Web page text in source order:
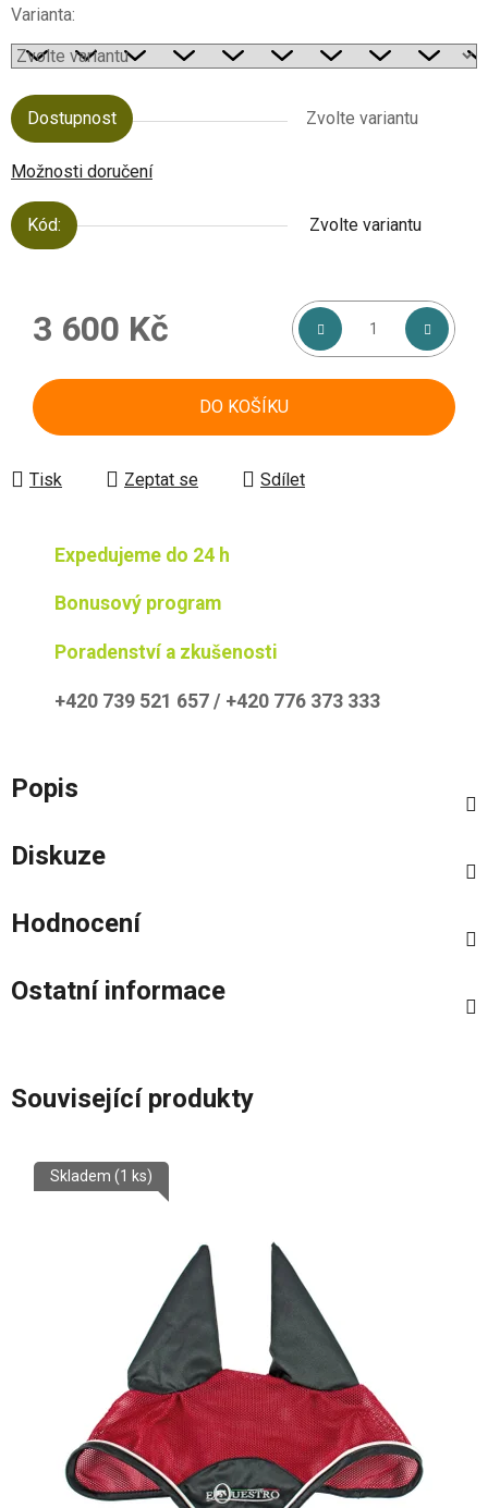
Varianta:
Dostupnost Zvolte variantu
Možnosti doručení
Kód: Zvolte variantu
3 600 Kč
DO KOŠÍKU
Tisk Zeptat se Sdílet
Expedujeme do 24 h
Bonusový program
Poradenství a zkušenosti
+420 739 521 657 / +420 776 373 333
Popis
Diskuze
Hodnocení
Ostatní informace
Související produkty
Skladem (1 ks)